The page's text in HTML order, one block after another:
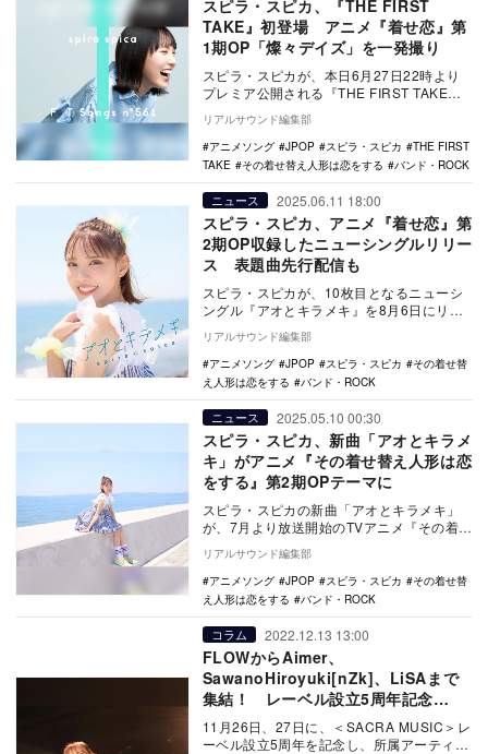
スピラ・スピカ、『THE FIRST
TAKE』初登場 アニメ『着せ恋』第
1期OP「燦々デイズ」を一発撮り
スピラ・スピカが、本日6月27日22時より
プレミア公開される『THE FIRST TAKE』
の第561回に登場。「燦々デイズ」を…
リアルサウンド編集部
アニメソング
JPOP スピラ・スピカ
THE FIRST
TAKE
その着せ替え人形は恋をする バンド・ROCK
ニュース 2025.06.11 18:00
スピラ・スピカ、アニメ『着せ恋』第
2期OP収録したニューシングルリリー
ス 表題曲先行配信も
スピラ・スピカが、10枚目となるニューシ
ングル『アオとキラメキ』を8月6日にリリ
ース。また、あわせて通常盤CDジャケット
写真およ…
リアルサウンド編集部
アニメソング
JPOP スピラ・スピカ
その着せ替
え人形は恋をする
バンド・ROCK
ニュース 2025.05.10 00:30
スピラ・スピカ、新曲「アオとキラメ
キ」がアニメ『その着せ替え人形は恋
をする』第2期OPテーマに
スピラ・スピカの新曲「アオとキラメキ」
が、7月より放送開始のTVアニメ『その着せ
替え人形は恋をする』Season 2のオープニ
ン…
リアルサウンド編集部
アニメソング
JPOP スピラ・スピカ
その着せ替
え人形は恋をする
バンド・ROCK
コラム 2022.12.13 13:00
FLOWからAimer、
SawanoHiroyuki[nZk]、LiSAまで
集結！ レーベル設立5周年記念
『SACRA MUSIC FES.』レポ
11月26日、27日に、＜SACRA MUSIC＞レ
ーベル設立5周年を記念し、所属アーティス